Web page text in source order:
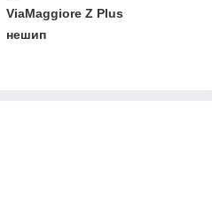
ViaMaggiore Z Plus
нешип